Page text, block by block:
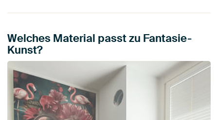
Welches Material passt zu Fantasie-
Kunst?